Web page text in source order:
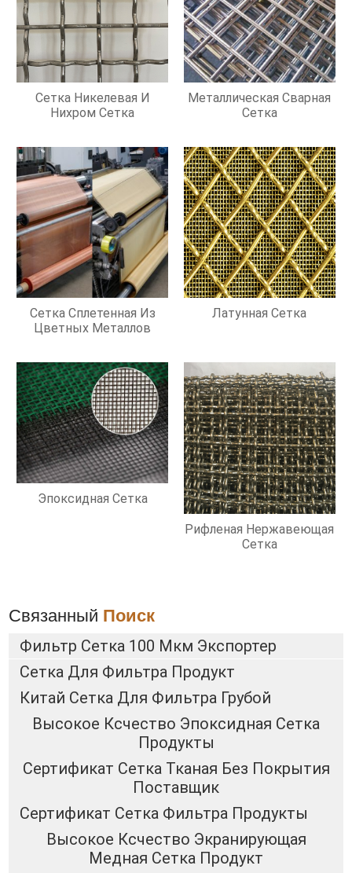
Сетка Никелевая И
Нихром Сетка
Металлическая Сварная
Сетка
Сетка Сплетенная Из
Цветных Металлов
Латунная Сетка
Эпоксидная Сетка
Рифленая Нержавеющая
Сетка
Связанный Поиск
Фильтр Сетка 100 Мкм Экспортер
Сетка Для Фильтра Продукт
Китай Сетка Для Фильтра Грубой
Высокое Ксчество Эпоксидная Сетка
Продукты
Сертификат Сетка Тканая Без Покрытия
Поставщик
Сертификат Сетка Фильтра Продукты
Высокое Ксчество Экранирующая
Медная Сетка Продукт